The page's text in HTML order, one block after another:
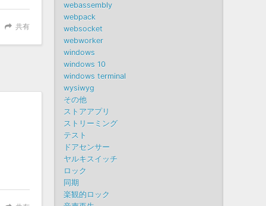
共有
webassembly
webpack
websocket
webworker
windows
windows 10
windows terminal
wysiwyg
その他
ストアアプリ
ストリーミング
テスト
ドアセンサー
ヤルキスイッチ
ロック
同期
楽観的ロック